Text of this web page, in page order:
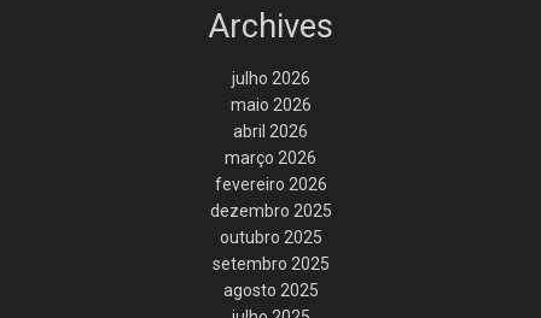
Archives
julho 2026
maio 2026
abril 2026
março 2026
fevereiro 2026
dezembro 2025
outubro 2025
setembro 2025
agosto 2025